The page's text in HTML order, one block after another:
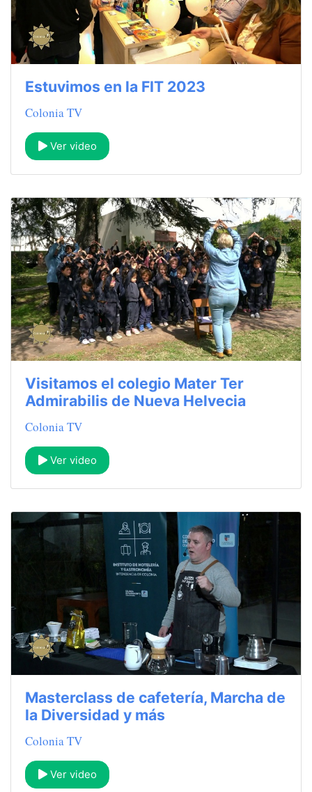
Estuvimos en la FIT 2023
Colonia TV
Ver video
Visitamos el colegio Mater Ter
Admirabilis de Nueva Helvecia
Colonia TV
Ver video
Masterclass de cafetería, Marcha de
la Diversidad y más
Colonia TV
Ver video